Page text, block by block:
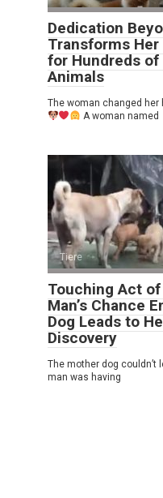
Dedication
Transforms Her
for Hundreds of
Animals
The woman changed
A woman named
Tiere
Touching Act
Man’s Chance
Dog Leads to
Discovery
The mother dog couldn’t
man was having